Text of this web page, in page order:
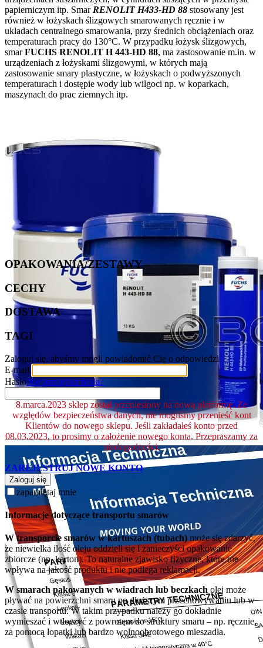
papierniczym itp. Smar RENOLIT H433-HD 88 stosowany jest
również w łożyskach ślizgowych smarowanych ręcznie i w
układach centralnego smarowania, przy średnich obciążeniach oraz
temperaturach pracy do 130°C. W przypadku łożysk ślizgowych,
smarFUCHS RENOLIT H 443-HD 88, ma zastosowanie m.in. w
urządzeniach z łożyskami ślizgowymi, w których mają
zastosowanie smary plastyczne, w łożyskach o podwyższonych
temperaturach i dostępie wody lub wilgoci np. w koparkach,
maszynach do prac ziemnych itp.
OPAKOWANIA/ZESTAWY
CECHY
DOSTAWA
TAGI
Zaloguj się, abyśmy mogli powiadomić Cię o odpowiedzi
E-mail
HasłoNie pamiętasz hasła?
8.marca.2023 sklep został przeniesiony na nową platformę. Ze
względów bezpieczeństwa danych, nie mogliśmy przenieść kont
Klientów do nowego sklepu. Jeśli zakładałeś konto przed
08.03.2023, to prosimy o założenie nowego konta. Przepraszamy za
niedogodności.
ZAREJESTRUJ NOWE KONTO
Zaloguj się
zapamiętaj mnie
Informacje dotyczące transportu smarów
W transporcie smarów w kartuszach (tubach)może się zdarzyć,
że niewielka ilość oleju oddzieli się i zanieczyści opakowanie
zbiorcze (np. karton). To naturalne zjawisko fizyczne, które nie
wpływa na jakość produktu i nie podlega reklamacji.
W smarach pakowanych w wiadrach lub beczkach olej może
pływać na powierzchni smaru po dłuższym przechowywaniu lub w
czasie transportu. W takim przypadku należy go dokładnie
wymieszać i wtłoczyć z powrotem do struktury smaru – np. ręcznie,
za pomocą łopatki lub bardzo wolnoobrotowego mieszadła.